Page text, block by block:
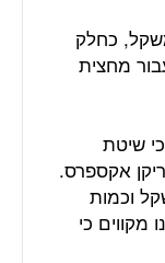
כחלק
מחצית
שיטת
אקספרס.
וכמות
כי